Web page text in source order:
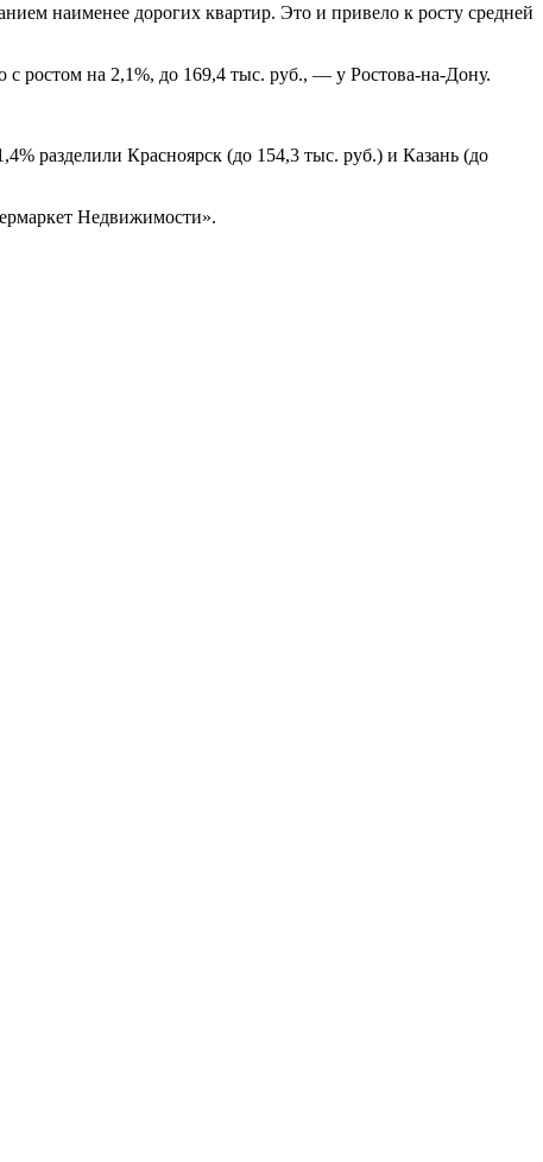
наименее дорогих квартир. Это и привело к росту средней
с ростом на 2,1%, до 169,4 тыс. руб., — у Ростова-на-Дону.
разделили Красноярск (до 154,3 тыс. руб.) и Казань (до
Недвижимости».